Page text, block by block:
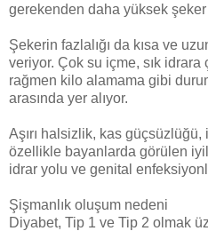
gerekenden daha yüksek
Şekerin fazlalığı da kısa ve
veriyor. Çok su içme, sık idrara
rağmen kilo alamama gibi
arasında yer alıyor.
Aşırı halsizlik, kas
özellikle bayanlarda görülen
idrar yolu ve genital
Şişmanlık oluşum nedeni
Diyabet, Tip 1 ve Tip 2 olmak